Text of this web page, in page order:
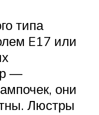
типа
E17 или
—
они
Люстры